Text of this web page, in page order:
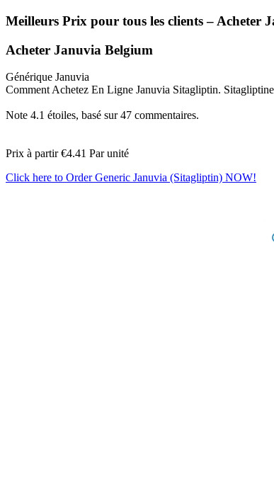
Meilleurs Prix pour tous les clients – Acheter
Acheter Januvia Belgium
Générique Januvia
Comment Achetez En Ligne Januvia Sitagliptin.
Note 4.1 étoiles, basé sur47 commentaires.
Prix à partir€4.41 Par unité
Click here to Order Generic Januvia (Sitagliptin) NOW!